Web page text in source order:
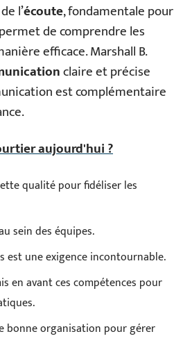
l’écoute, fondamentale pour
de comprendre les
efficace. Marshall B.
claire et précise
est complémentaire
aujourd'hui ?
qualité pour fidéliser les
sein des équipes.
est une exigence incontournable.
en avant ces compétences pour
bonne organisation pour gérer